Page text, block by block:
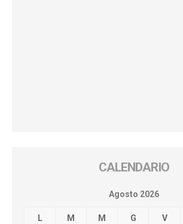
CALENDARIO
Agosto 2026
L M M G V